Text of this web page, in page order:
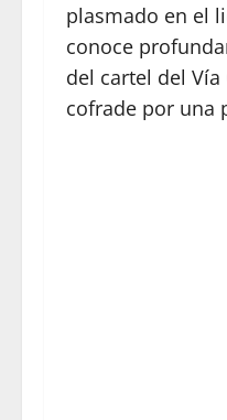
plasmado en el
conoce
del cartel del
cofrade por una